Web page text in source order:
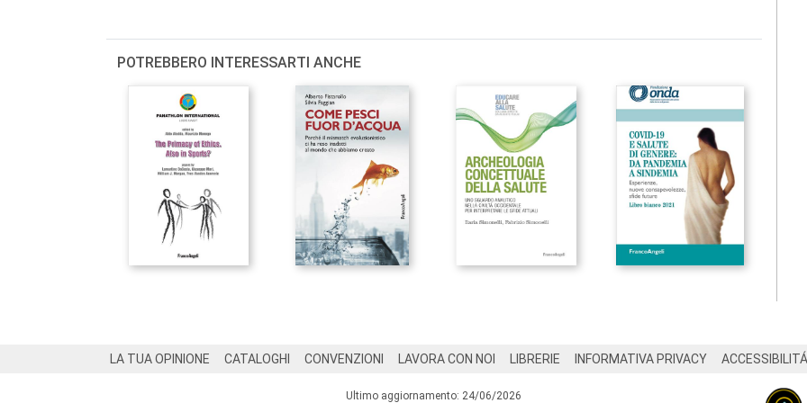
POTREBBERO INTERESSARTI ANCHE
LA TUA OPINIONE CATALOGHI CONVENZIONI LAVORA CON NOI LIBRERIE INFORMATIVA PRIVACY ACCESSIBILITÁ
Ultimo aggiornamento: 24/06/2026